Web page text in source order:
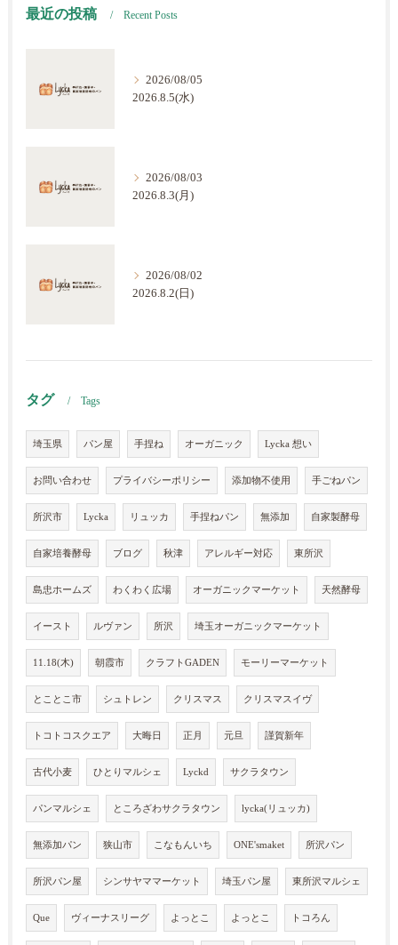
最近の投稿 Recent Posts
2026/08/05
2026.8.5(水)
2026/08/03
2026.8.3(月)
2026/08/02
2026.8.2(日)
タグ Tags
埼玉県 パン屋 手捏ね オーガニック Lycka 想い
お問い合わせ プライバシーポリシー 添加物不使用 手ごねパン
所沢市 Lycka リュッカ 手捏ねパン 無添加 自家製酵母
自家培養酵母 ブログ 秋津 アレルギー対応 東所沢
島忠ホームズ わくわく広場 オーガニックマーケット 天然酵母
イースト ルヴァン 所沢 埼玉オーガニックマーケット
11.18(木) 朝霞市 クラフトGADEN モーリーマーケット
とことこ市 シュトレン クリスマス クリスマスイヴ
トコトコスクエア 大晦日 正月 元旦 謹賀新年
古代小麦 ひとりマルシェ Lyckd サクラタウン
パンマルシェ ところざわサクラタウン lycka(リュッカ)
無添加パン 狭山市 こなもんいち ONE'smaket 所沢パン
所沢パン屋 シンサヤママーケット 埼玉パン屋 東所沢マルシェ
Que ヴィーナスリーグ よっとこ よっとこ トコろん